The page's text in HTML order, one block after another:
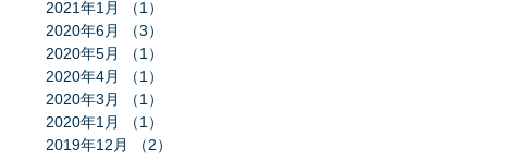
2021年1月
（1）
2020年6月
（3）
2020年5月
（1）
2020年4月
（1）
2020年3月
（1）
2020年1月
（1）
2019年12月
（2）